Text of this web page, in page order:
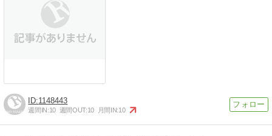
1148443
週間IN:10 週間OUT:10 月間IN:10